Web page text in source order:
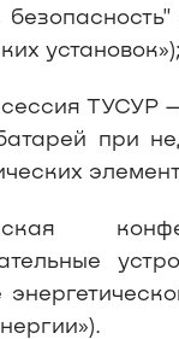
установок»);
ТУСУР
при